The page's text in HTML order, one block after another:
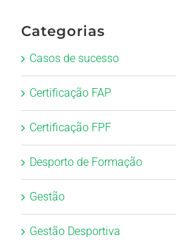
Categorias
Casos de sucesso
Certificação FAP
Certificação FPF
Desporto de Formação
Gestão
Gestão Desportiva